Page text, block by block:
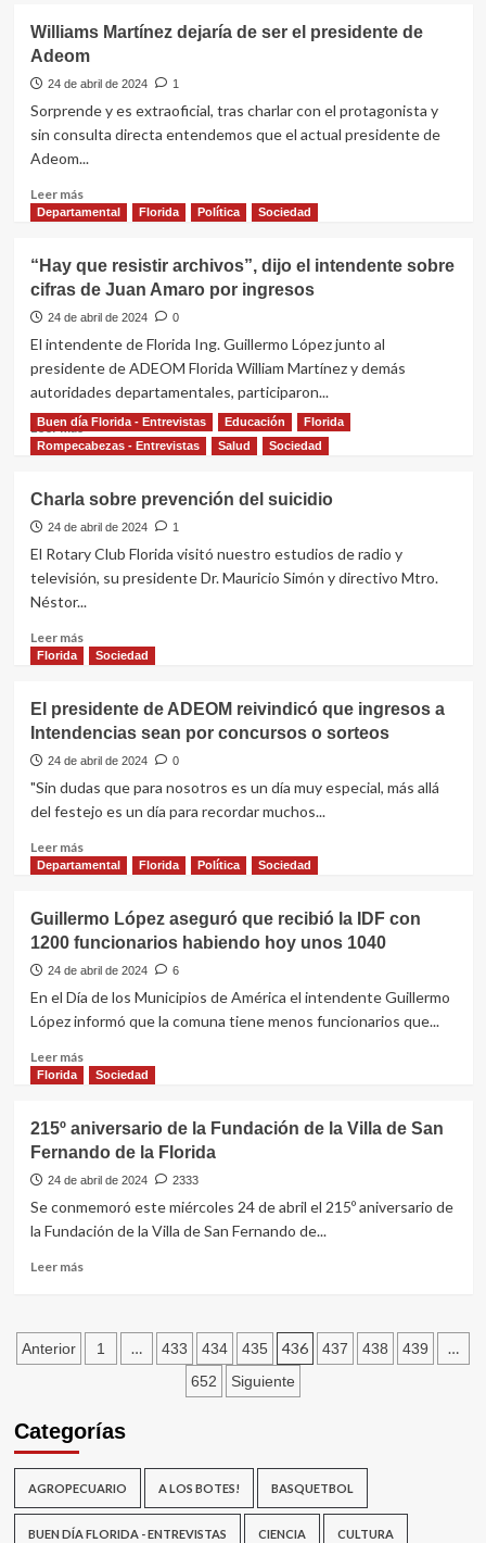
plenario
de
la
Agrupación
Manuel
Oribe
Williams Martínez dejaría de ser el presidente de
Adeom
24 de abril de 2024 1
Sorprende y es extraoficial, tras charlar con el protagonista y
sin consulta directa entendemos que el actual presidente de
Adeom...
Leer másLeer
más
Martínez
dejaría
de
ser
presidente
de
Adeom
Departamental Florida Política Sociedad
“Hay que resistir archivos”, dijo el intendente sobre
cifras de Juan Amaro por ingresos
24 de abril de 2024 0
El intendente de Florida Ing. Guillermo López junto al
presidente de ADEOM Florida William Martínez y demás
autoridades departamentales, participaron...
Leer másLeer
más
que
resistir
archivos”,
dijo
intendente
cifras
Amaro
por
ingresos
Buen día Florida - Entrevistas Educación
Florida
Rompecabezas - Entrevistas
Salud Sociedad
Charla sobre prevención del suicidio
24 de abril de 2024 1
El Rotary Club Florida visitó nuestro estudios de radio y
televisión, su presidente Dr. Mauricio Simón y directivo Mtro.
Néstor...
Leer másLeer
más
sobre
prevención
del
suicidio
Florida Sociedad
El presidente de ADEOM reivindicó que ingresos a
Intendencias sean por concursos o sorteos
24 de abril de 2024 0
"Sin dudas que para nosotros es un día muy especial, más allá
del festejo es un día para recordar muchos...
Leer másLeer
más
presidente
de
ADEOM
reivindicó
ingresos
Intendencias
concursos
o
sorteos
Departamental Florida Política Sociedad
Guillermo López aseguró que recibió la IDF con
1200 funcionarios habiendo hoy unos 1040
24 de abril de 2024 6
En el Día de los Municipios de América el intendente Guillermo
López informó que la comuna tiene menos funcionarios que...
Leer másLeer
más
López
aseguró
que
IDF
hoy
unos
Florida Sociedad
215º aniversario de la Fundación de la Villa de San
Fernando de la Florida
24 de abril de 2024 2333
Se conmemoró este miércoles 24 de abril el 215º aniversario de
la Fundación de la Villa de San Fernando de...
Leer másLeer
aniversario
de
de
Villa
de
San
Fernando
Paginación
entradas
Anterior 1 … 433 434 435 436 437 438 439 …
652 Siguiente
Categorías
AGROPECUARIO A LOS BOTES! BASQUETBOL
BUEN DÍA FLORIDA - ENTREVISTAS CIENCIA CULTURA